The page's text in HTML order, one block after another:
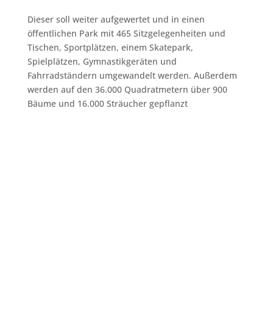
Dieser soll weiter aufgewertet und in einen
öffentlichen Park mit 465 Sitzgelegenheiten und
Tischen, Sportplätzen, einem Skatepark,
Spielplätzen, Gymnastikgeräten und
Fahrradständern umgewandelt werden. Außerdem
werden auf den 36.000 Quadratmetern über 900
Bäume und 16.000 Sträucher gepflanzt